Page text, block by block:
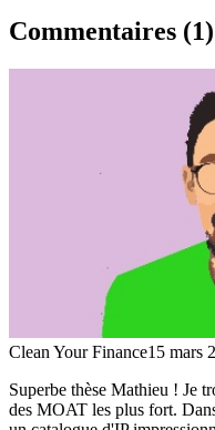
Commentaires (1)
Clean Your Finance15 mars
Superbe thèse Mathieu ! Je
des MOAT les plus fort.